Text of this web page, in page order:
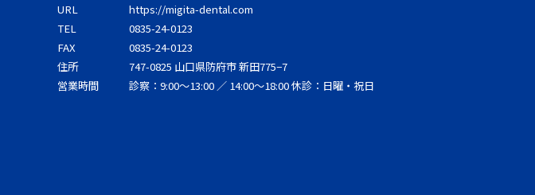
URL
https://migita-dental.com
TEL
0835-24-0123
FAX
0835-24-0123
住所
747-0825 山口県防府市新田775−7
営業時間
診察：9:00〜13:00 ／ 14:00〜18:00 休診：日曜・祝日